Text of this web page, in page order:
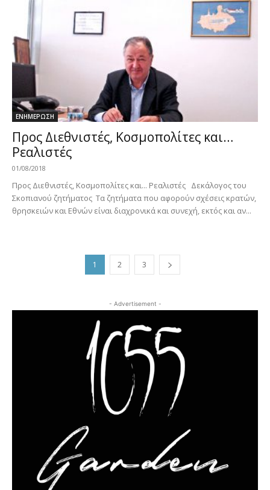
ΕΝΗΜΕΡΩΣΗ
Προς Διεθνιστές, Κοσμοπολίτες και…
Ρεαλιστές
01/08/2018
Προς Διεθνιστές, Κοσμοπολίτες και... Ρεαλιστές Δεκάλογος του
Σκοπιανού ζητήματος Τα ζητήματα που αφορούν σχέσεις κρατών,
θρησκειών και Εθνών είναι διαχρονικά και συνεχή, εκτός και αν...
1 2 3
- Advertisement -